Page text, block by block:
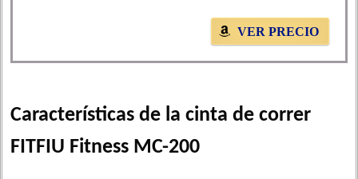
VER PRECIO
Características de la cinta de correr
FITFIU Fitness MC-200